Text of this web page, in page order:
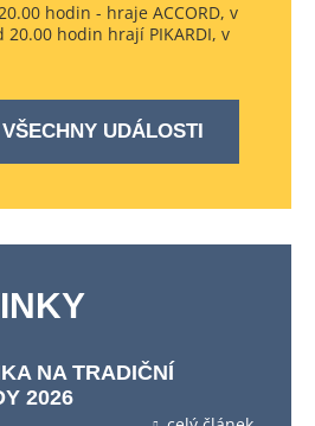
hodin - hraje ACCORD, v
hodin hrají PIKARDI, v
UDÁLOSTI
NA TRADIČNÍ
2026